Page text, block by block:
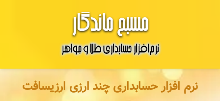
نرم افزار حسابداری چند ارزی ارزیسافت